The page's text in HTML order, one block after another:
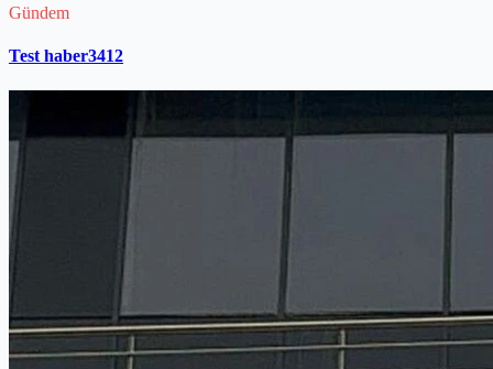
Gündem
Test haber3412